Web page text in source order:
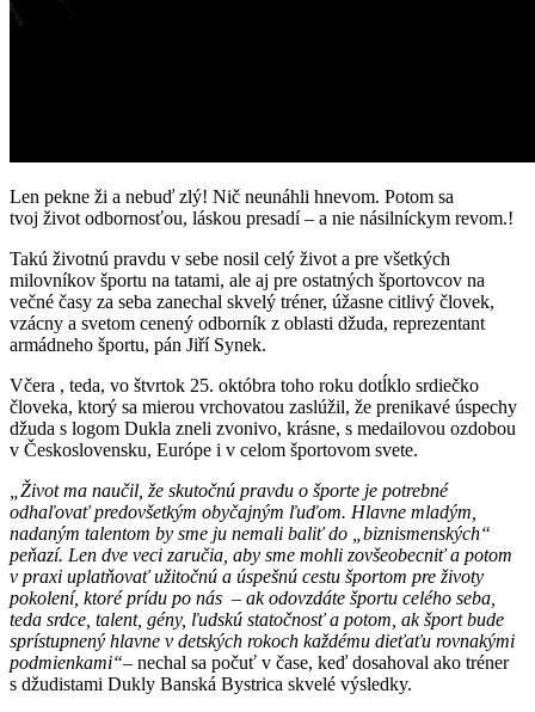
Len pekne ži a nebuď zlý! Nič neunáhli hnevom. Potom sa
tvoj život odbornosťou, láskou presadí – a nie násilníckym revom.!
Takú životnú pravdu v sebe nosil celý život a pre všetkých
milovníkov športu na tatami, ale aj pre ostatných športovcov na
večné časy za seba zanechal skvelý tréner, úžasne citlivý človek,
vzácny a svetom cenený odborník z oblasti džuda, reprezentant
armádneho športu, pán Jiří Synek.
Včera , teda, vo štvrtok 25. októbra toho roku dotĺklo srdiečko
človeka, ktorý sa mierou vrchovatou zaslúžil, že prenikavé úspechy
džuda s logom Dukla zneli zvonivo, krásne, s medailovou ozdobou
v Československu, Európe i v celom športovom svete.
„Život ma naučil, že skutočnú pravdu o športe je potrebné
odhaľovať predovšetkým obyčajným ľuďom. Hlavne mladým,
nadaným talentom by sme ju nemali baliť do „biznismenských“
peňazí. Len dve veci zaručia, aby sme mohli zovšeobecniť a potom
v praxi uplatňovať užitočnú a úspešnú cestu športom pre životy
pokolení, ktoré prídu po nás – ak odovzdáte športu celého seba,
teda srdce, talent, gény, ľudskú statočnosť a potom, ak šport bude
sprístupnený hlavne v detských rokoch každému dieťaťu rovnakými
podmienkami“– nechal sa počuť v čase, keď dosahoval ako tréner
s džudistami Dukly Banská Bystrica skvelé výsledky.